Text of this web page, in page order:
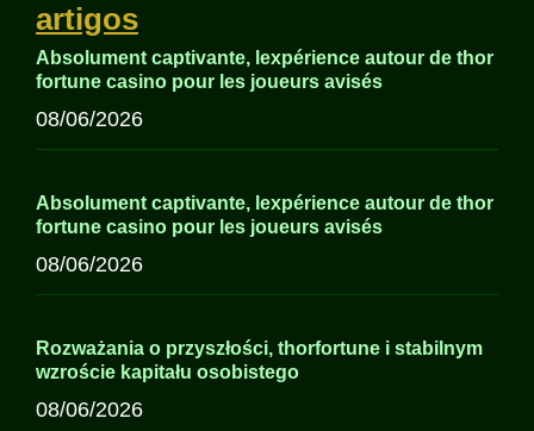
artigos
Absolument captivante, lexpérience autour de thor
fortune casino pour les joueurs avisés
08/06/2026
Absolument captivante, lexpérience autour de thor
fortune casino pour les joueurs avisés
08/06/2026
Rozważania o przyszłości, thorfortune i stabilnym
wzroście kapitału osobistego
08/06/2026